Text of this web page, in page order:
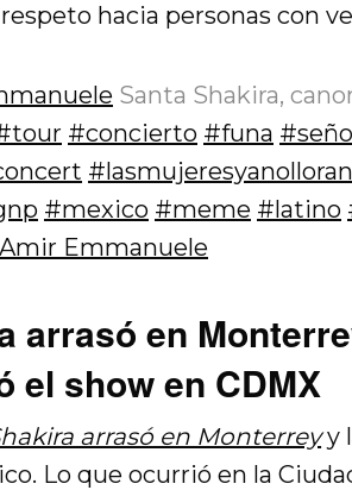
hacia personas con
Santa Shakira,
#concierto #funa
#lasmujeresyanolloran
#mexico #meme #latino
Emmanuele
arrasó en
el show en CDMX
arrasó en Monterreyy
Lo que ocurrió en la